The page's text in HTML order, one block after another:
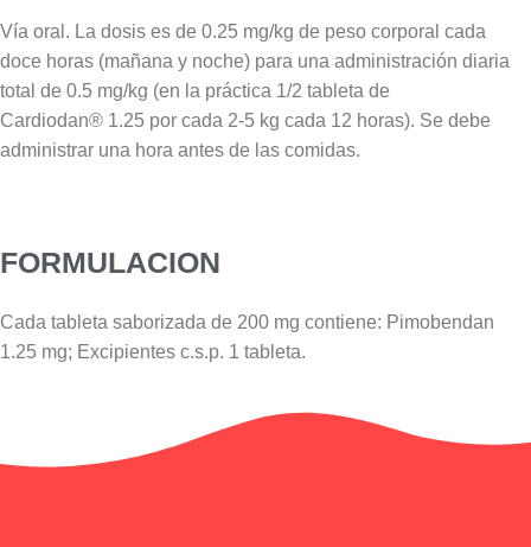
Vía oral. La dosis es de 0.25 mg/kg de peso corporal cada
doce horas (mañana y noche) para una administración diaria
total de 0.5 mg/kg (en la práctica 1/2 tableta de
Cardiodan® 1.25 por cada 2-5 kg cada 12 horas). Se debe
administrar una hora antes de las comidas.
FORMULACION
Cada tableta saborizada de 200 mg contiene: Pimobendan
1.25 mg; Excipientes c.s.p. 1 tableta.